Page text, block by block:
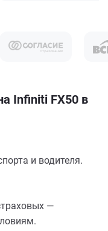
Infiniti FX50 в
и водителя.
—